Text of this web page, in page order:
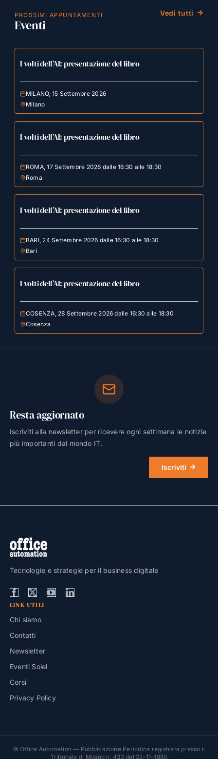
PROSSIMI APPUNTAMENTI
Eventi
Vedi tutti
I volti dell’AI: presentazione del libro
MILANO, 15 Settembre 2026
Milano
I volti dell’AI: presentazione del libro
ROMA, 17 Settembre 2026 dalle 16:30 alle 18:30
Roma
I volti dell’AI: presentazione del libro
BARI, 24 Settembre 2026 dalle 16:30 alle 18:30
Bari
I volti dell’AI: presentazione del libro
COSENZA, 28 Settembre 2026 dalle 16:30 alle 18:30
Cosenza
Resta aggiornato
Iscriviti alla newsletter per ricevere ogni settimana le notizie
più importanti dal mondo IT.
Iscriviti
Tecnologie e strategie per il business digitale
LINK UTILI
Chi siamo
Contatti
Newsletter
Eventi Soiel
Corsi
Privacy Policy
© Office Automation — Pubblicazione Periodica registrata presso il
Tribunale di Milano n. 432 del 22-11-1980